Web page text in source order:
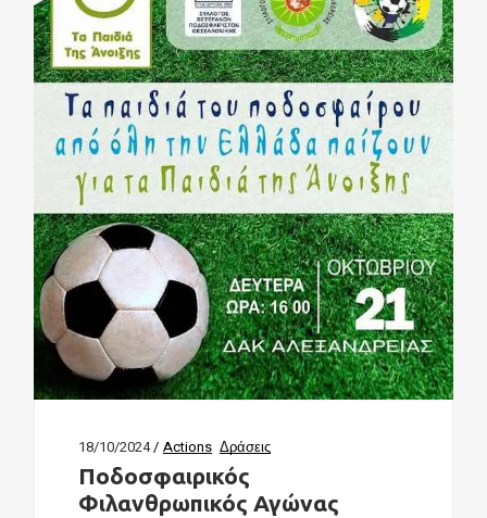
18/10/2024 Actions Δράσεις
Ποδοσφαιρικός
Φιλανθρωπικός Αγώνας